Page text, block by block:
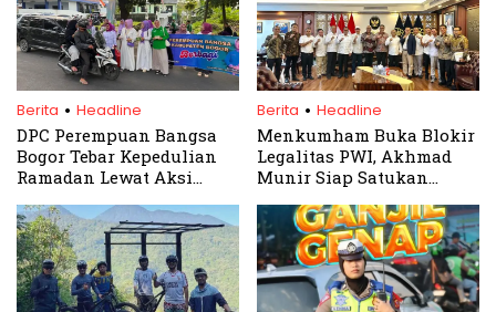
Berita . Headline
DPC Perempuan Bangsa
Bogor Tebar Kepedulian
Ramadan Lewat Aksi
Berita . Headline
Menkumham Buka Blokir
Legalitas PWI, Akhmad
Munir Siap Satukan